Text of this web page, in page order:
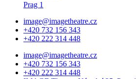
Prag 1
image@imagetheatre.cz
+420 732 156 343
+420 222 314 448
image@imagetheatre.cz
+420 732 156 343
+420 222 314 448